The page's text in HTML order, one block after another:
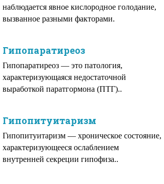
наблюдается явное кислородное голодание,
вызванное разными факторами.
Гипопаратиреоз
Гипопаратиреоз — это патология,
характеризующаяся недостаточной
выработкой паратгормона (ПТГ)..
Гипопитуитаризм
Гипопитуитаризм — хроническое состояние,
характеризующееся ослаблением
внутренней секреции гипофиза..